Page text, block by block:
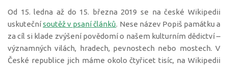
Od 15. ledna až do 15. března 2019 se na české Wikipedii
uskutečnísoutěž v psaní článků. Nese název Popiš památku a
za cíl si klade zvýšení povědomí o našem kulturním dědictví –
významných vilách, hradech, pevnostech nebo mostech. V
České republice jich máme okolo čtyřicet tisíc, na Wikipedii